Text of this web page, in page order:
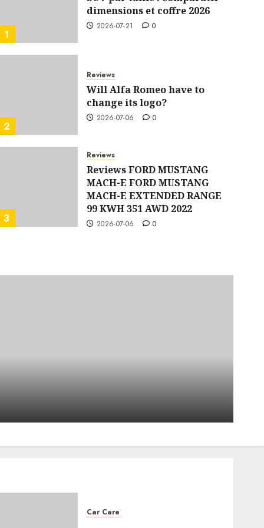
1
dimensions et coffre 2026
2026-07-21 0
2
Reviews
Will Alfa Romeo have to
change its logo?
2026-07-06 0
3
Reviews
Reviews FORD MUSTANG
MACH-E FORD MUSTANG
MACH-E EXTENDED RANGE
99 KWH 351 AWD 2022
2026-07-06 0
BMW 3 SERIES (G21)
Car Care